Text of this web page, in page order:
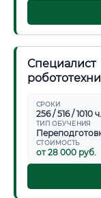
СРОКИ
256 / 516 / 1010 ч.
ТИП ОБУЧЕНИЯ
СТОИМОСТЬ
от 28 000 руб.